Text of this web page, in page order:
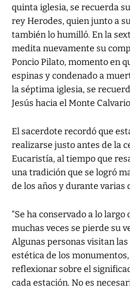
quinta iglesia, se recuerda
rey Herodes, quien junto a
también lo humilló. En la
medita nuevamente su
Poncio Pilato, momento en
espinas y condenado a
la séptima iglesia, se
Jesús hacia el Monte
El sacerdote recordó que
realizarse justo antes de la
Eucaristía, al tiempo que
una tradición que se logró
de los años y durante varias
“Se ha conservado a lo
muchas veces se pierde su
Algunas personas visitan
estética de los
reflexionar sobre el
cada estación. No es